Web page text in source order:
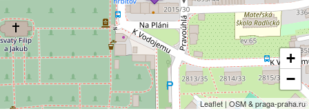
+
−
Leaflet | OSM & praga-praha.ru